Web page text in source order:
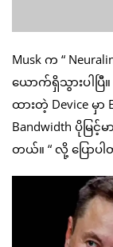
Musk က “
ယောက်ရှိသွားပါပ
ထားတဲ့ Device မှ
Bandwidth ပိုမြ
တယ်။ “ လို့ ပြောပ